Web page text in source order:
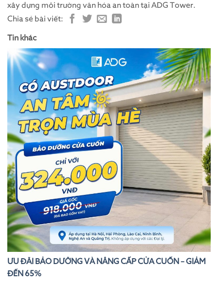
xây dựng môi trường văn hóa an toàn tại ADG Tower.
Chia sẻ bài viết:
Tin khác
ƯU ĐÃI BẢO DƯỠNG VÀ NÂNG CẤP CỬA CUỐN – GIẢM
ĐẾN 65%